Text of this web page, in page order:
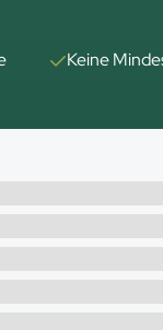
Keine